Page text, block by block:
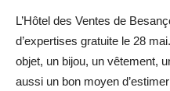
L’Hôtel des Ventes de
d’expertises gratuite le 28
objet, un bijou, un vêtement,
aussi un bon moyen